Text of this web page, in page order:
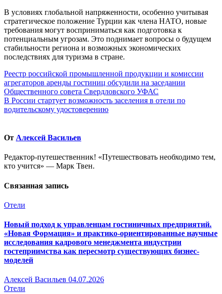
В условиях глобальной напряженности, особенно учитывая
стратегическое положение Турции как члена НАТО, новые
требования могут восприниматься как подготовка к
потенциальным угрозам. Это поднимает вопросы о будущем
стабильности региона и возможных экономических
последствиях для туризма в стране.
Навигация
по
записям
Реестр российской промышленной продукции и комиссии
агрегаторов аренды гостиниц обсудили на заседании
Общественного совета Свердловского УФАС
В России стартует возможность заселения в отели по
водительскому удостоверению
От Алексей Васильев
Редактор-путешественник! «Путешествовать необходимо тем,
кто учится» — Марк Твен.
Связанная запись
Отели
Новый подход к управленцам гостиничных предприятий.
«Новая Формация» и практико-ориентированные научные
исследования кадрового менеджмента индустрии
гостеприимства как пересмотр существующих бизнес-
моделей
Алексей Васильев 04.07.2026
Отели